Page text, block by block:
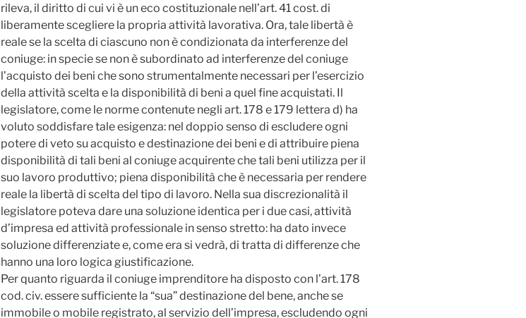
rileva, il diritto di cui vi è un eco costituzionale nell’art. 41 cost. di
liberamente scegliere la propria attività lavorativa. Ora, tale libertà è
reale se la scelta di ciascuno non è condizionata da interferenze del
coniuge: in specie se non è subordinato ad interferenze del coniuge
l’acquisto dei beni che sono strumentalmente necessari per l’esercizio
della attività scelta e la disponibilità di beni a quel fine acquistati. Il
legislatore, come le norme contenute negli art. 178 e 179 lettera d) ha
voluto soddisfare tale esigenza: nel doppio senso di escludere ogni
potere di veto su acquisto e destinazione dei beni e di attribuire piena
disponibilità di tali beni al coniuge acquirente che tali beni utilizza per il
suo lavoro produttivo; piena disponibilità che è necessaria per rendere
reale la libertà di scelta del tipo di lavoro. Nella sua discrezionalità il
legislatore poteva dare una soluzione identica per i due casi, attività
d’impresa ed attività professionale in senso stretto: ha dato invece
soluzione differenziate e, come era si vedrà, di tratta di differenze che
hanno una loro logica giustificazione.
Per quanto riguarda il coniuge imprenditore ha disposto con l’art. 178
cod. civ. essere sufficiente la “sua” destinazione del bene, anche se
immobile o mobile registrato, al servizio dell’impresa, escludendo ogni